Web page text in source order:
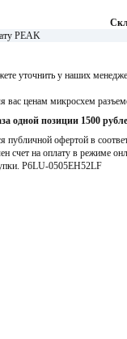
PEAK
уточнить у наших
вас ценам микросхем
одной позиции 1500
публичной офертой в
счет на оплату в режиме
. P6LU-0505EH52LF